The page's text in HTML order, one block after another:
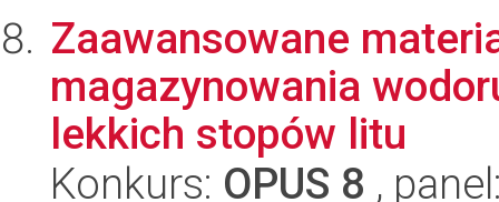
Zaawansowane
magazynowania
lekkich stopów litu
Konkurs: OPUS 8 ,